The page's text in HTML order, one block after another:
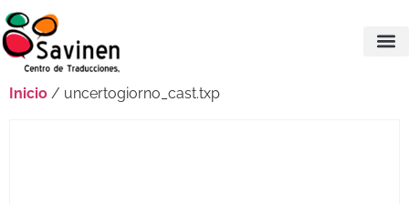
Inicio / uncertogiorno_cast.txp